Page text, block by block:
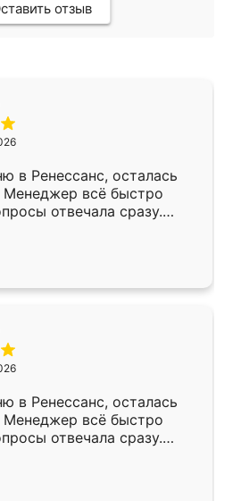
отзыв
в Ренессанс, осталась
Менеджер всё быстро
отвечала сразу.
в субботу, подошёл к
Собрали
аккуратно, даже
в Ренессанс, осталась
Менеджер всё быстро
отвечала сразу.
в субботу, подошёл к
Собрали
аккуратно, даже